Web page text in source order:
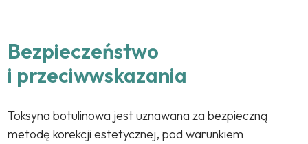
Bezpieczeństwo
i przeciwwskazania
Toksyna botulinowa jest uznawana za bezpieczną
metodę korekcji estetycznej, pod warunkiem